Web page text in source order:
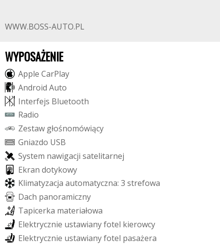
WWW.BOSS-AUTO.PL
WYPOSAŻENIE
Apple CarPlay
Android Auto
Interfejs Bluetooth
Radio
Zestaw głośnomówiący
Gniazdo USB
System nawigacji satelitarnej
Ekran dotykowy
Klimatyzacja automatyczna: 3 strefowa
Dach panoramiczny
Tapicerka materiałowa
Elektrycznie ustawianyfotel kierowcy
Elektrycznie ustawianyfotel pasażera